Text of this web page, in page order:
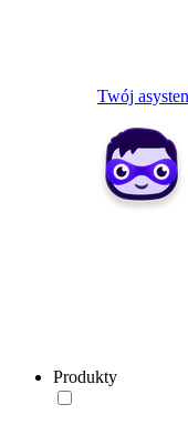
Twój
Produkty